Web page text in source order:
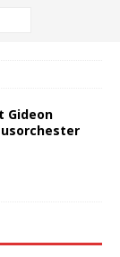
Gideon